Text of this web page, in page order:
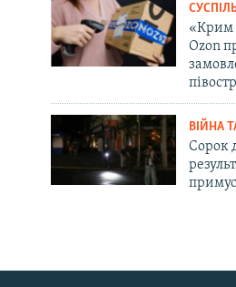
Русский
«Крим
Ozon
ВІЙНА
Сорок